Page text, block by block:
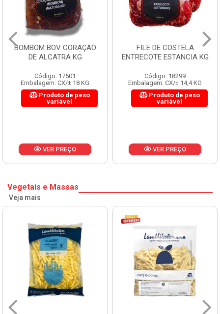
BOMBOM BOV CORAÇÃO
DE ALCATRA KG
Código: 17501
Embalagem: CX/± 18 KG
Produto de peso
variável
VER PREÇO
FILE DE COSTELA
ENTRECOTE ESTANCIA KG
Código: 18299
Embalagem: CX/± 14,4 KG
Produto de peso
variável
VER PREÇO
Vegetais e Massas
Veja mais